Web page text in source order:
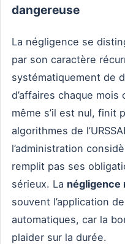
dangereuse
La négligence se
par son caractère
systématiquement de
d’affaires chaque
même s’il est nul, finit
algorithmes de
l’administration
remplit pas ses
sérieux. La négligence
souvent l’application
automatiques, car la
plaider sur la durée.